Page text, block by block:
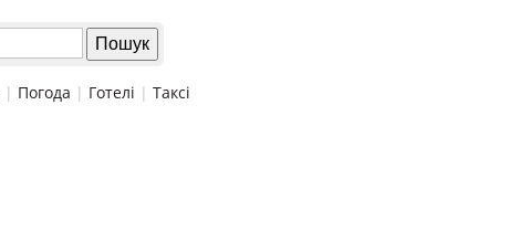
| Погода | Готелі | Таксі